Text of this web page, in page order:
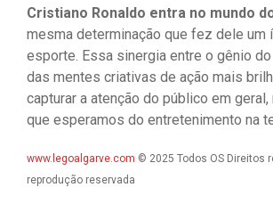
Cristiano Ronaldo entra no mundo
mesma determinação que fez dele um
esporte. Essa sinergia entre o gênio
das mentes criativas de ação mais
capturar a atenção do público em
que esperamos do entretenimento na
www.legoalgarve.com © 2025 Todos OS Direitos
reprodução reservada